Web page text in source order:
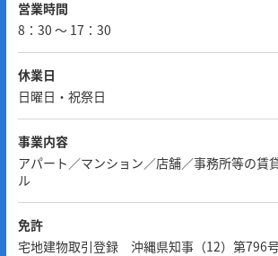
営業時間
8：30 ～ 17：30
休業日
日曜日・祝祭日
事業内容
アパート／マンション／店舗／事務所等の賃
ル
免許
宅地建物取引登録 沖縄県知事（12）第796